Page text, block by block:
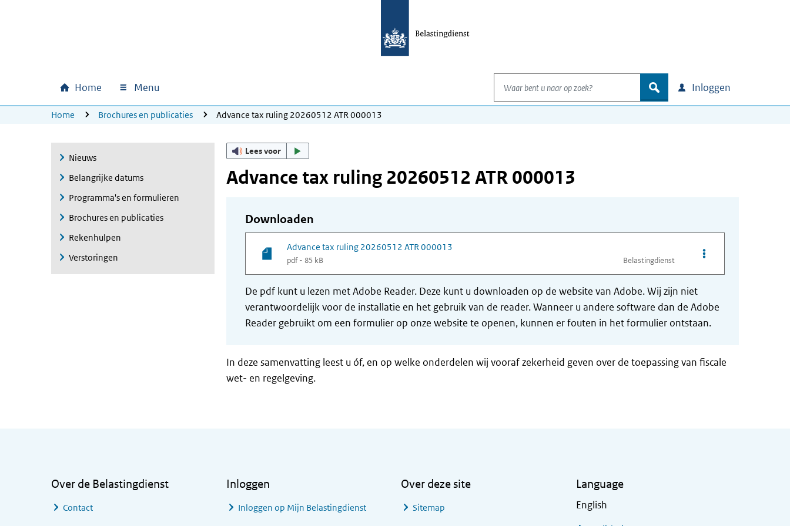
Hoofdnavigatie
Home Menu
Waar bent u naar op zoek?
zoek Inloggen
U bevindt zich hier:
Home Brochures en publicaties Advance tax ruling 20260512 ATR 000013
Nieuws
Belangrijke datums
Programma's en formulieren
Brochures en publicaties
Rekenhulpen
Verstoringen
Lees voor
Advance tax ruling 20260512 ATR 000013
Downloaden
Advance tax ruling 20260512 ATR 000013
pdf - 85 kB Belastingdienst
Opties van bestand
De pdf kunt u lezen met Adobe Reader. Deze kunt u downloaden op de website van Adobe. Wij zijn niet
verantwoordelijk voor de installatie en het gebruik van de reader. Wanneer u andere software dan de Adobe
Reader gebruikt om een formulier op onze website te openen, kunnen er fouten in het formulier ontstaan.
In deze samenvatting leest u óf, en op welke onderdelen wij vooraf zekerheid geven over de toepassing van fiscale
wet- en regelgeving.
Over de Belastingdienst
Contact
Inloggen
Inloggen op Mijn Belastingdienst
Over deze site
Sitemap
Language
English